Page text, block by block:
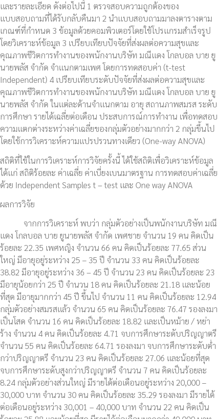
และรายละเอียด ดังต่อไปนี้ 1 ตรวจสอบความถูกต้องของ
แบบสอบถามที่ได้รับกลับคืนมา 2 นำแบบสอบถามมาลงตารางตาม
เกณฑ์ที่กำหนด 3 ข้อมูลด้วยคอมพิวเตอร์โดยใช้โปรแกรมสำเร็จรูป
โดยวิเคราะห์ข้อมูล 3 เปรียบเทียบปัจจัยที่ส่งผลต่อความสุขและ
คุณภาพชีวิตการทำงานของพนักงานบริษัท มณีแดง โกลบอล บาย ยู
นายพลัส จำกัด จำแนกตามเพศ โดยการทดสอบค่า (t-test
Independent) 4 เปรียบเทียบระดับปัจจัยที่ส่งผลต่อความสุขและ
คุณภาพชีวิตการทำงานของพนักงานบริษัท มณีแดง โกลบอล บาย ยู
นายพลัส จำกัด ในแต่ละด้านจำแนกตาม อายุ สถานภาพสมรส ระดับ
การศึกษา รายได้เฉลี่ยต่อเดือน ประสบการณ์การทำงาน เพื่อทดสอบ
ความแตกต่างระหว่างค่าเฉลี่ยของกลุ่มตัวอย่างมากกว่า 2 กลุ่มขึ้นไป
โดยใช้การวิเคราะห์ความแปรปรวนทางเดียว (One-way ANOVA)
สถิติที่ใช้ในการวิเคราะห์การวิจัยครั้งนี้ ได้ใช้สถิติเพื่อวิเคราะห์ข้อมูล
ได้แก่ สถิติร้อยละ ค่าเฉลี่ย ค่าเบี่ยงเบนมาตรฐาน การทดสอบค่าเฉลี่ย
ด้วย Independent Samples t – test และ One way ANOVA
ผลการวิจัย
จากการวิเคราะห์ พบว่า กลุ่มตัวอย่างเป็นพนักงานบริษัท มณี
แดง โกลบอล บาย ยูนายพลัส จำกัด เพศชาย จำนวน 19 คน คิดเป็น
ร้อยละ 22.35 เพศหญิง จำนวน 66 คน คิดเป็นร้อยละ 77.65 ส่วน
ใหญ่ มีอายุอยู่ระหว่าง 25 – 35 ปี จำนวน 33 คน คิดเป็นร้อยละ
38.82 มีอายุอยู่ระหว่าง 36 – 45 ปี จำนวน 23 คน คิดเป็นร้อยละ 23
มีอายุน้อยกว่า 25 ปี จำนวน 18 คน คิดเป็นร้อยละ 21.18 และน้อย
ที่สุด มีอายุมากกว่า 45 ปี ขึ้นไป จำนวน 11 คน คิดเป็นร้อยละ 12.94
กลุ่มตัวอย่างสมรสแล้ว จำนวน 65 คน คิดเป็นร้อยละ 76.47 รองลงมา
เป็นโสด จำนวน 16 คน คิดเป็นร้อยละ 18.82 และเป็นหม้าย / หย่า
ร้าง จำนวน 4 คน คิดเป็นร้อยละ 4.71 จบการศึกษาระดับปริญญาตรี
จำนวน 55 คน คิดเป็นร้อยละ 64.71 รองลงมา จบการศึกษาระดับต่ำ
กว่าปริญญาตรี จำนวน 23 คน คิดเป็นร้อยละ 27.06 และน้อยที่สุด
จบการศึกษาระดับสูงกว่าปริญญาตรี จำนวน 7 คน คิดเป็นร้อยละ
8.24 กลุ่มตัวอย่างส่วนใหญ่ มีรายได้ต่อเดือนอยู่ระหว่าง 20,000 –
30,000 บาท จำนวน 30 คน คิดเป็นร้อยละ 35.29 รองลงมา มีรายได้
ต่อเดือนอยู่ระหว่าง 30,001 – 40,000 บาท จำนวน 22 คน คิดเป็น